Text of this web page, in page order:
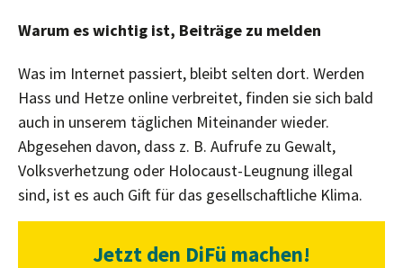
Warum es wichtig ist, Beiträge zu melden
Was im Internet passiert, bleibt selten dort. Werden
Hass und Hetze online verbreitet, finden sie sich bald
auch in unserem täglichen Miteinander wieder.
Abgesehen davon, dass z. B. Aufrufe zu Gewalt,
Volksverhetzung oder Holocaust-Leugnung illegal
sind, ist es auch Gift für das gesellschaftliche Klima.
Jetzt den DiFü machen!